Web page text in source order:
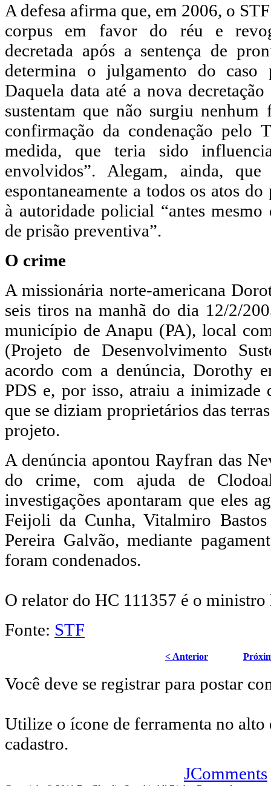
A defesa afirma que, em 2006, o
corpus em favor do réu e
decretada após a sentença de
determina o julgamento do
Daquela data até a nova
sustentam que não surgiu
confirmação da condenação pelo
medida, que teria sido
envolvidos”. Alegam, ainda, que
espontaneamente a todos os atos do
à autoridade policial “antes mesmo
de prisão preventiva”.
O crime
A missionária norte-americana
seis tiros na manhã do dia 12/2/
município de Anapu (PA), local
(Projeto de Desenvolvimento
acordo com a denúncia, Dorothy
PDS e, por isso, atraiu a inimizade
que se diziam proprietários das
projeto.
A denúncia apontou Rayfran das
do crime, com ajuda de
investigações apontaram que eles
Feijoli da Cunha, Vitalmiro
Pereira Galvão, mediante
foram condenados.
O relator do HC 111357 é o
Fonte: STF
< Anterior
Você deve se registrar para postar
Utilize o ícone de ferramenta no alto
cadastro.
JComments